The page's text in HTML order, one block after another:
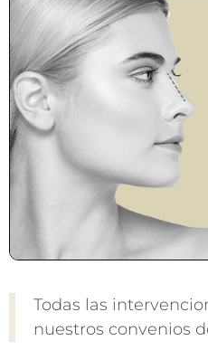
Todas las
nuestros convenios